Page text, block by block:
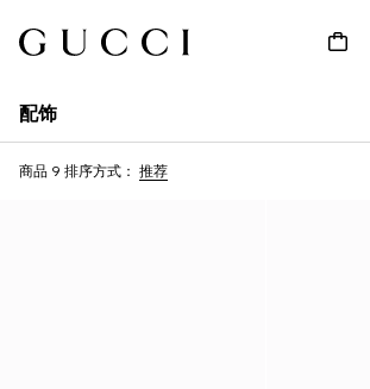
配饰
商品 9 排序方式： 推荐